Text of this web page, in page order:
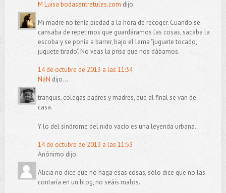
M Luisa bodasentretules.com dijo...
Mi madre no tenía piedad a la hora de recoger. Cuando se
cansaba de repetirnos que guardáramos las cosas, sacaba la
escoba y se ponía a barrer, bajo el lema "juguete tocado,
juguete tirado". No veas la prisa que nos dábamos.
14 de octubre de 2013 a las 11:34
NáN dijo...
tranquis, colegas padres y madres, que al final se van de
casa.
Y lo del síndrome del nido vacío es una leyenda urbana.
14 de octubre de 2013 a las 11:53
Anónimo dijo...
Alicia no dice que no haga esas cosas, sólo dice que no las
contaría en un blog, no seáis malos.